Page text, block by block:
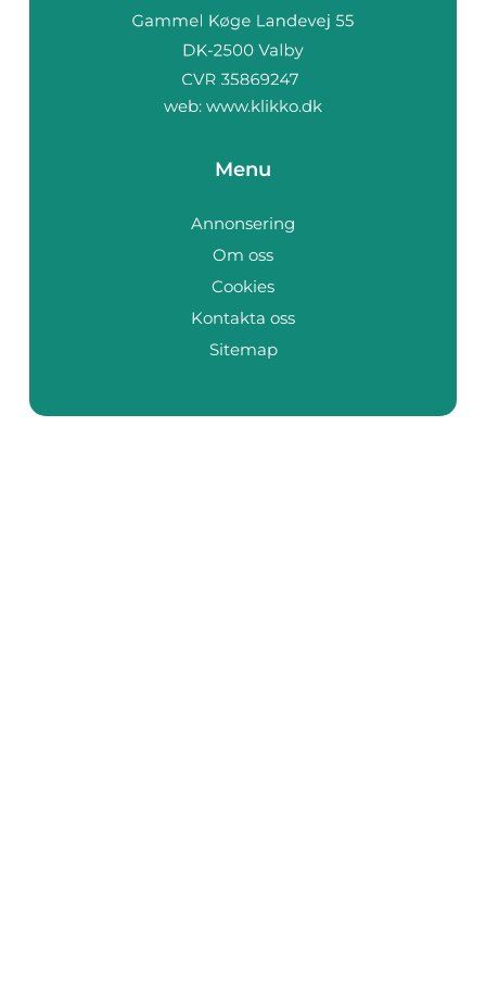
web: www.klikko.dk
Menu
Annonsering
Om oss
Cookies
Kontakta oss
Sitemap